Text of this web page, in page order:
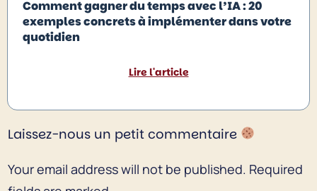
Comment gagner du temps avec l’IA : 20
exemples concrets à implémenter dans votre
quotidien
Lire l'article
Laissez-nous un petit commentaire
Your email address will not be published. Required